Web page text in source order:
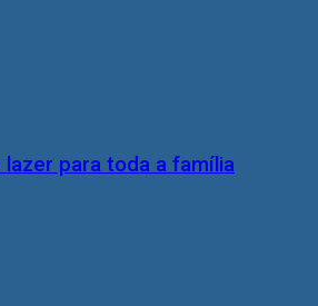
para toda a família